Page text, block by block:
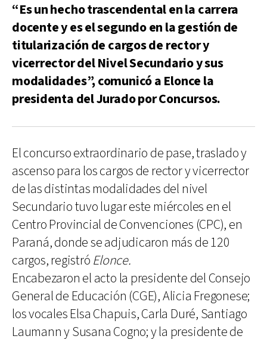
“Es un hecho trascendental en la carrera
docente y es el segundo en la gestión de
titularización de cargos de rector y
vicerrector del Nivel Secundario y sus
modalidades”, comunicó a Elonce la
presidenta del Jurado por Concursos.
El concurso extraordinario de pase, traslado y
ascenso para los cargos de rector y vicerrector
de las distintas modalidades del nivel
Secundario tuvo lugar este miércoles en el
Centro Provincial de Convenciones (CPC), en
Paraná, donde se adjudicaron más de 120
cargos, registró Elonce.
Encabezaron el acto la presidente del Consejo
General de Educación (CGE), Alicia Fregonese;
los vocales Elsa Chapuis, Carla Duré, Santiago
Laumann y Susana Cogno; y la presidente de